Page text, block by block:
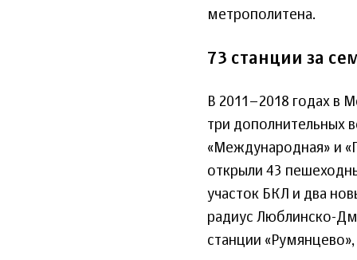
метрополитена.
73 станции за
В 2011–2018 годах в
три дополнительных
«Международная» и
открыли 43
участок БКЛ и два
радиус Люблинско-
станции «Румянцево»,